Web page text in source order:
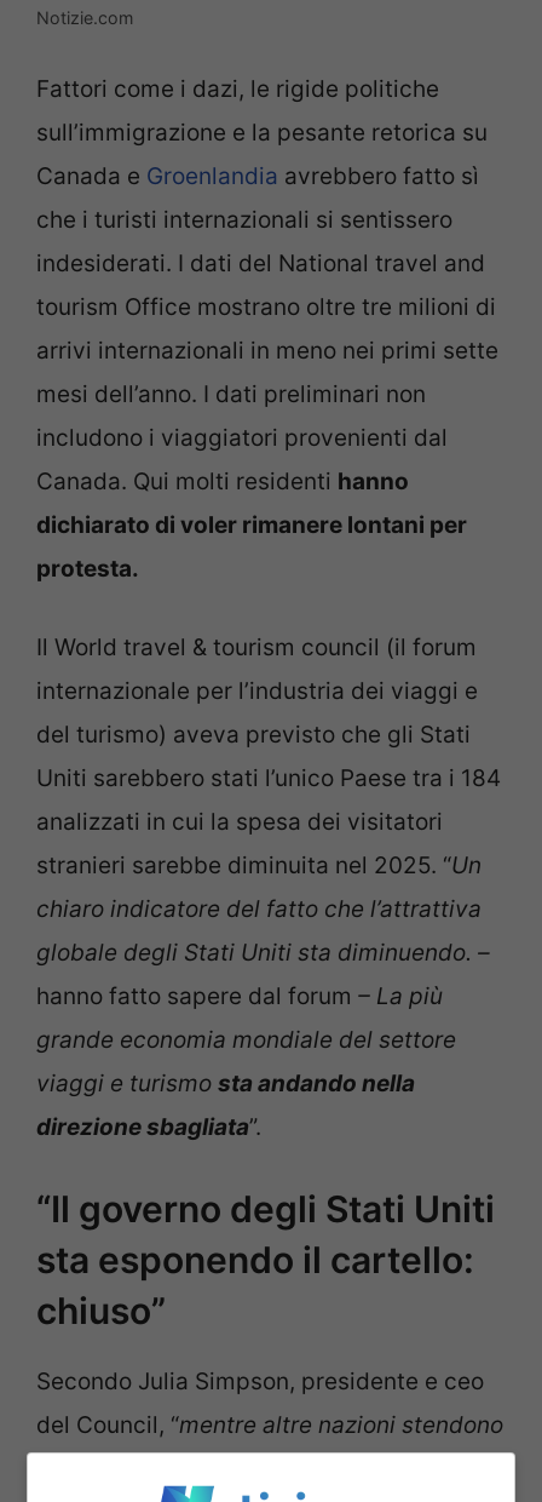
Notizie.com
Fattori come i dazi, le rigide politiche
sull’immigrazione e la pesante retorica su
Canada e Groenlandia avrebbero fatto sì
che i turisti internazionali si sentissero
indesiderati. I dati del National travel and
tourism Office mostrano oltre tre milioni di
arrivi internazionali in meno nei primi sette
mesi dell’anno. I dati preliminari non
includono i viaggiatori provenienti dal
Canada. Qui molti residenti hanno
dichiarato di voler rimanere lontani per
protesta.
Il World travel & tourism council (il forum
internazionale per l’industria dei viaggi e
del turismo) aveva previsto che gli Stati
Uniti sarebbero stati l’unico Paese tra i 184
analizzati in cui la spesa dei visitatori
stranieri sarebbe diminuita nel 2025. “Un
chiaro indicatore del fatto che l’attrattiva
globale degli Stati Uniti sta diminuendo. –
hanno fatto sapere dal forum – La più
grande economia mondiale del settore
viaggi e turismo sta andando nella
direzione sbagliata”.
“Il governo degli Stati Uniti
sta esponendo il cartello:
chiuso”
Secondo Julia Simpson, presidente e ceo
del Council, “mentre altre nazioni stendono